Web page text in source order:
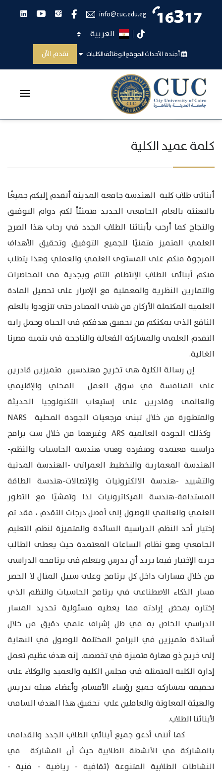
info@cuc.edu.eg فيس بوكانستجراميوتيوبلينكدان
تيك توكاختر اللغة
أجندة الأحداثالموقعالوظائفالكليات تقدم الآن
الرئيسية كلمة عميد الكلية
كلمة عميد الكلية
أبنائى طلاب كلية الهندسة جامعة المدينة أتقدم إليكم جميعًا
بالتهنئة بالعام الجامعى الجديد متمنيًأ لكم دوام التوفيق
والنجاح كما أرحب بأبنائنا الطلاب الجدد في رحاب هذا الصرح
العلمي المتميز متمنيًا للجميع التوفيق وتحقيق الأهداف
المرجوة منكم على المستوى العلمي والعملي وهذا يتطلب
منكم أبنائى الطلاب الإنتظام التام وبجدية فى المحاضرات
والتمارين النظرية والمعملية مع الإصرار على تحصيل المادة
العلمية المكتملة الأركان من شتى المصادر حتى تتزودوا بالعلم
النافع الذى يمكنكم من تحقيق هدفكم فى الحياة وحمل راية
التقدم العلمى والمشاركة الفعالة والناجحة في تنمية مصرنا
الغالية.
إن رسالة الكلية هى تخريج مهندسين متميزين قادرين
على المنافسة في سوق العمل المحلي والإقليمي
والعالمى وقادرين على إستيعاب التكنولوجيا الحديثة
والمتطورة من خلال تبنى مرجعيات الجودة المحلية NARS
وكذلك الجودة العالمية ARS وغيرهما من خلال ست برامج
دراسية معتمدة ومتفردة وهي هندسة الحاسبات والنظم-
الهندسة المعمارية والتخطيط العمرانى -الهندسة المدنية
والتشييد -هندسة الالكترونيات والإتصالات-هندسة الطاقة
المستدامة-هندسة الميكاترونيات لذا وتمشيًا مع التطور
العلمي والعالمي للوصول إلى أفضل درجات التقدم ، فقد تم
إختيار أحد النظم الدراسية السائدة والمتميزة لنظم التعليم
الجامعي وهو نظام الساعات المعتمدة حيث يعطى الطالب
حرية الإختيار فيما يريد أن يدرس ويتعلم في برنامجه الدراسي
من خلال مسارات داخل كل برنامج وعلى سبيل المثال لا الحصر
مسار الذكاء الاصطناعى في برنامج الحاسبات والنظم الذي
إختاره بمحض إرادته مما يعطيه مسئولية تحديد المسار
الدراسي الخاص به في ظل إشراف علمي دقيق من خلال
أساتذة متميزين في البرامج المختلفة للوصول في النهاية
إلى خريج ذو مهارة متميزة في تخصصه. إنه هدف عظيم تعمل
إدارة الكلية المتمثلة في مجلس الكلية والعميد والوكلاء على
تحقيقه بمشاركة جميع رؤساء الأقسام وأعضاء هيئة تدريس
والهيئة المعاونة والعاملين علي تحقيق هذا الهدف السامى
لأبنائنا الطلاب.
كما أننى أدعو جميع أبنائي الطلاب الجدد والقدامى
بالمشاركة في الأنشطة الطلابية حيث أن المشاركة في
النشاطات الطلابية المتنوعة (ثقافية - رياضية - فنية -